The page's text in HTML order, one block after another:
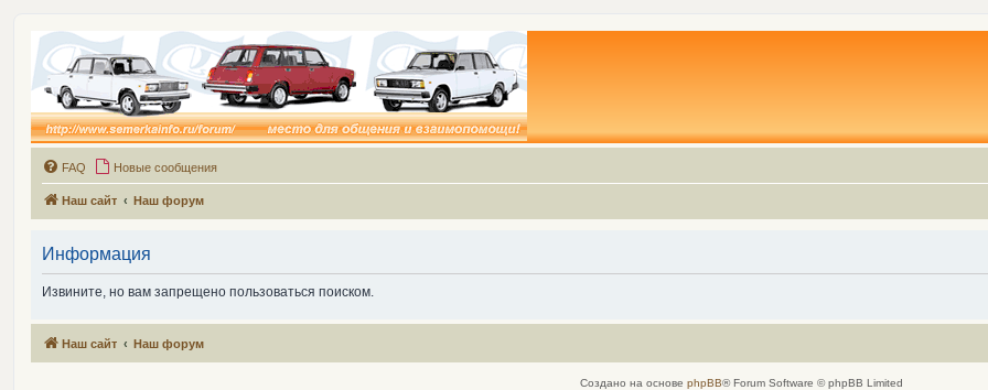
FAQ Новые сообщения
Наш сайт Наш форум
Информация
Извините, но вам запрещено пользоваться поиском.
Наш сайт Наш форум
Создано на основе phpBB® Forum Software © phpBB Limited